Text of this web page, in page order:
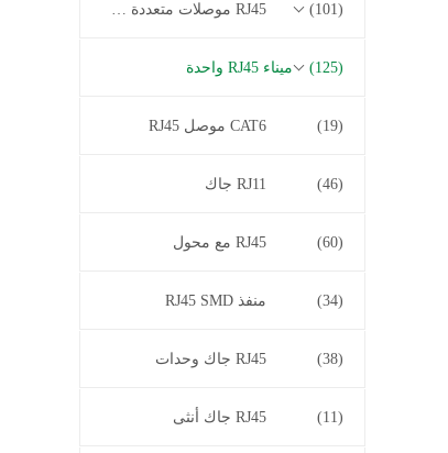
RJ45 موصلات متعددة الموصل (101)
ميناء RJ45 واحدة (125)
CAT6 موصل RJ45 (19)
RJ11 جاك (46)
RJ45 مع محول (60)
منفذ RJ45 SMD (34)
RJ45 جاك وحدات (38)
RJ45 جاك أنثى (11)